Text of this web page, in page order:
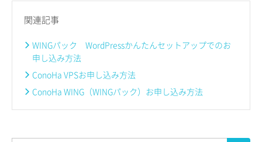
関連記事
WINGパック WordPressかんたんセットアップでのお
申し込み方法
ConoHa VPSお申し込み方法
ConoHa WING（WINGパック）お申し込み方法